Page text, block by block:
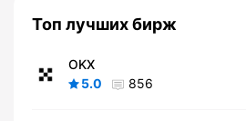
Топ лучших бирж
OKX
5.0
856